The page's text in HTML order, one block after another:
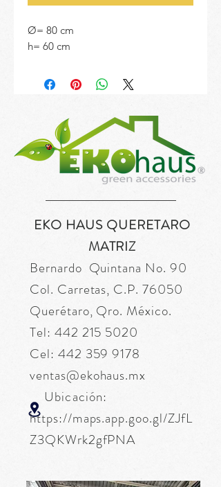
Ø= 80 cm
h= 60 cm
EKO HAUS QUERETARO
MATRIZ
Bernardo Quintana No. 90
Col. Carretas, C.P. 76050
Querétaro, Qro. México.
Tel: 442 215 5020
Cel: 442 359 9178
ventas@ekohaus.mx
Ubicación:
https://maps.app.goo.gl/ZJfL
Z3QKWrk2gfPNA